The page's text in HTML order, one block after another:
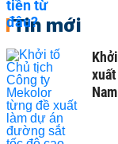
Tin mới